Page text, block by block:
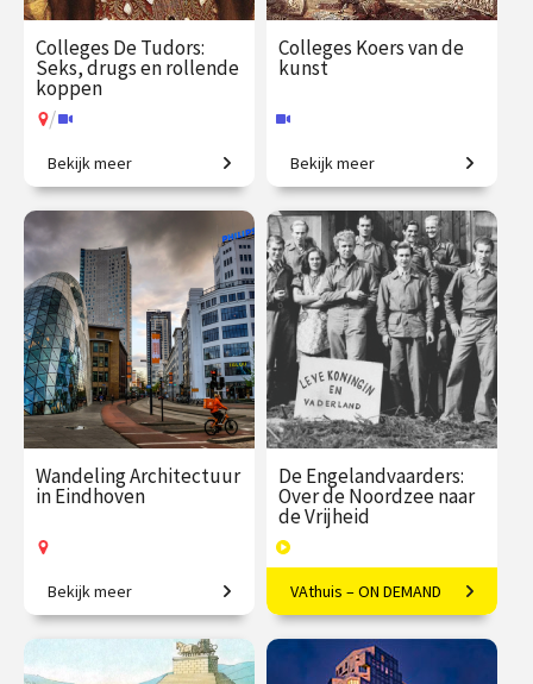
Colleges De Tudors:
Seks, drugs en rollende
koppen
/
Een geschiedenis van
Engeland in zes huwelijken.
€ 217.00
vanaf 15
/ Op locatie of online
Bekijk meer
Colleges Koers van de
kunst
Creatieve steden, van
Athene tot New York.
€ 345.00
vanaf 23
sep.
Online
Bekijk meer
Wandeling Architectuur
in Eindhoven
Een stad die nooit stilstaat!
Bekijk meer
De Engelandvaarders:
Over de Noordzee naar
de Vrijheid
Welke wegen leiden naar
vrijheid? Bewandel met
Saskia Poelman het pad van
de Engelandvaarders.
VAthuis – ON DEMAND